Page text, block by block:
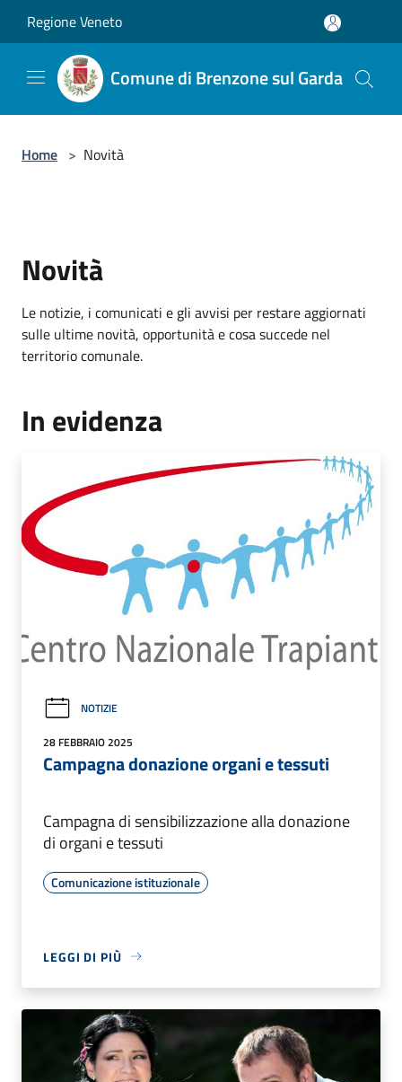
Regione Veneto
Comune di Brenzone sul Garda
Home > Novità
Novità
Le notizie, i comunicati e gli avvisi per restare aggiornati
sulle ultime novità, opportunità e cosa succede nel
territorio comunale.
In evidenza
NOTIZIE
28 FEBBRAIO 2025
Campagna donazione organi e tessuti
Campagna di sensibilizzazione alla donazione
di organi e tessuti
Comunicazione istituzionale
LEGGI DI PIÙ